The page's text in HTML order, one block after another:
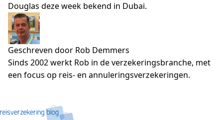
Douglas deze week bekend in Dubai.
Geschreven door Rob Demmers
Sinds 2002 werkt Rob in de verzekeringsbranche, met
een focus op reis- en annuleringsverzekeringen.